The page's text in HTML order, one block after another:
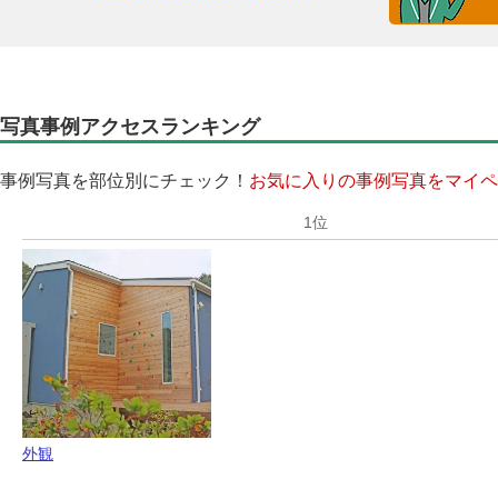
写真事例アクセスランキング
事例写真を部位別にチェック！ お気に入りの事例写真をマイ
外観